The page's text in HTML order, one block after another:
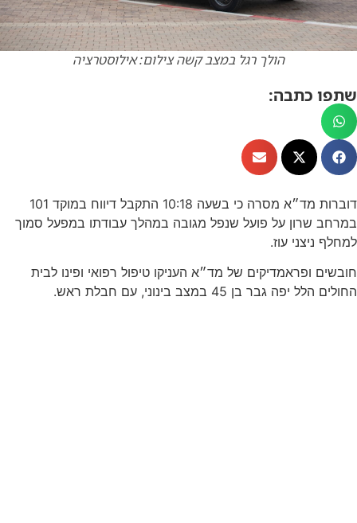
הולך רגל במצב קשה צילום: אילוסטרציה
שתפו כתבה:
דוברות מד״א מסרה כי בשעה 10:18 התקבל דיווח במוקד 101
במרחב שרון על פועל שנפל מגובה במהלך עבודתו במפעל סמוך
למחלף ניצני עוז.
חובשים ופראמדיקים של מד״א העניקו טיפול רפואי ופינו לבית
החולים הלל יפה גבר בן 45 במצב בינוני, עם חבלת ראש.